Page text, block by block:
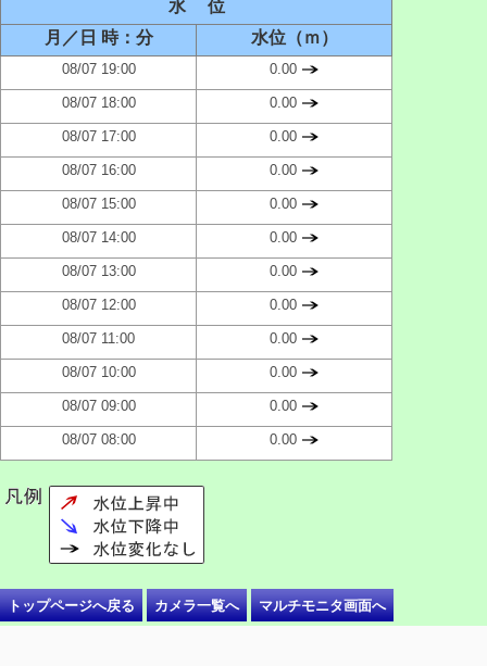
水 位
月／日 時：分
水位（ｍ）
08/07 19:00 0.00
08/07 18:00 0.00
08/07 17:00 0.00
08/07 16:00 0.00
08/07 15:00 0.00
08/07 14:00 0.00
08/07 13:00 0.00
08/07 12:00 0.00
08/07 11:00 0.00
08/07 10:00 0.00
08/07 09:00 0.00
08/07 08:00 0.00
トップページへ戻る カメラ一覧へ マルチモニタ画面へ